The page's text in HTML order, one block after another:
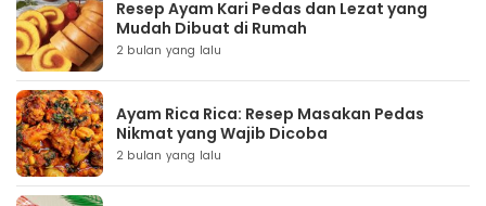
Resep Ayam Kari Pedas dan Lezat yang
Mudah Dibuat di Rumah
2 bulan yang lalu
Ayam Rica Rica: Resep Masakan Pedas
Nikmat yang Wajib Dicoba
2 bulan yang lalu